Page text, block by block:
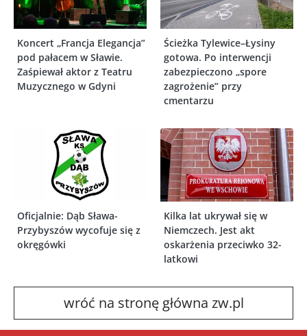
Koncert „Francja Elegancja”
pod pałacem w Sławie.
Zaśpiewał aktor z Teatru
Muzycznego w Gdyni
Ścieżka Tylewice–Łysiny
gotowa. Po interwencji
zabezpieczono „spore
zagrożenie” przy
cmentarzu
Oficjalnie: Dąb Sława-
Przybyszów wycofuje się z
okręgówki
Kilka lat ukrywał się w
Niemczech. Jest akt
oskarżenia przeciwko 32-
latkowi
wróć na stronę główna zw.pl